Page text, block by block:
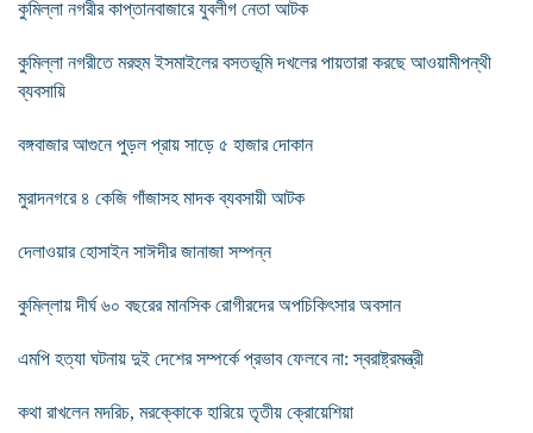
কুমিল্লা নগরীর কাপ্তানবাজারে যুবলীগ নেতা আটক
কুমিল্লা নগরীতে মরহুম ইসমাইলের বসতভূমি দখলের পায়তারা করছে আওয়ামীপন্থী
ব্যবসায়ি
বঙ্গবাজার আগুনে পুড়ল প্রায় সাড়ে ৫ হাজার দোকান
মুরাদনগরে ৪ কেজি গাঁজাসহ মাদক ব্যবসায়ী আটক
দেলাওয়ার হোসাইন সাঈদীর জানাজা সম্পন্ন
কুমিল্লায় দীর্ঘ ৬০ বছরের মানসিক রোগীরদের অপচিকিৎসার অবসান
এমপি হত্যা ঘটনায় দুই দেশের সম্পর্কে প্রভাব ফেলবে না: স্বরাষ্ট্রমন্ত্রী
কথা রাখলেন মদরিচ, মরক্কোকে হারিয়ে তৃতীয় ক্রোয়েশিয়া